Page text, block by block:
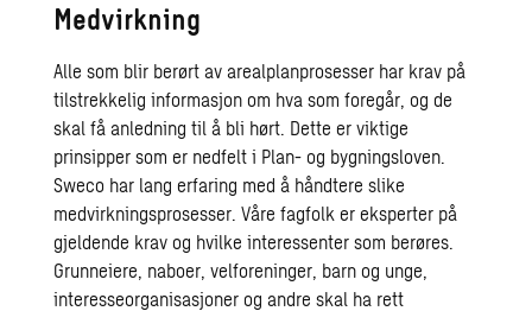
Medvirkning
Alle som blir berørt av arealplanprosesser har krav på
tilstrekkelig informasjon om hva som foregår, og de
skal få anledning til å bli hørt. Dette er viktige
prinsipper som er nedfelt i Plan- og bygningsloven.
Sweco har lang erfaring med å håndtere slike
medvirkningsprosesser. Våre fagfolk er eksperter på
gjeldende krav og hvilke interessenter som berøres.
Grunneiere, naboer, velforeninger, barn og unge,
interesseorganisasjoner og andre skal ha rett